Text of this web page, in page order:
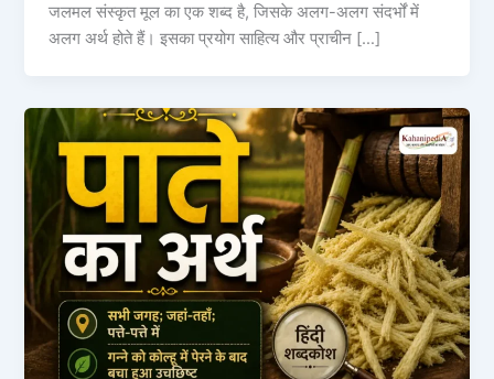
जलमल संस्कृत मूल का एक शब्द है, जिसके अलग-अलग संदर्भों में
अलग अर्थ होते हैं। इसका प्रयोग साहित्य और प्राचीन […]